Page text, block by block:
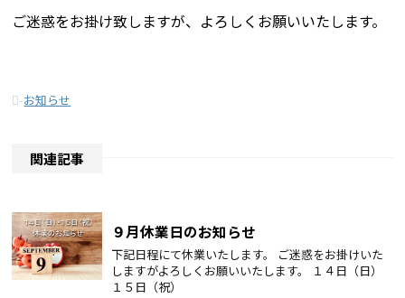
ご迷惑をお掛け致しますが、よろしくお願いいたします。
-お知らせ
関連記事
９月休業日のお知らせ
下記日程にて休業いたします。 ご迷惑をお掛けいた
しますがよろしくお願いいたします。 １４日（日）
１５日（祝）